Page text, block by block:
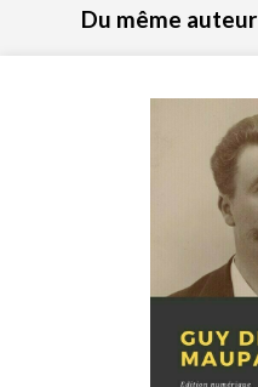
Du même auteur